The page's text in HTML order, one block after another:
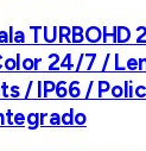
24/7 /
/ IP66 /